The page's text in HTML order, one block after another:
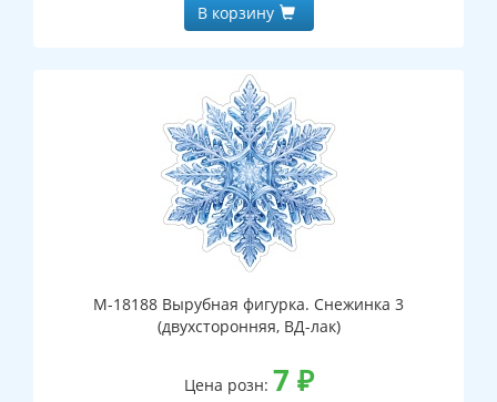
В корзину
М-18188 Вырубная фигурка. Снежинка 3
(двухсторонняя, ВД-лак)
Цена розн: 7 ₽